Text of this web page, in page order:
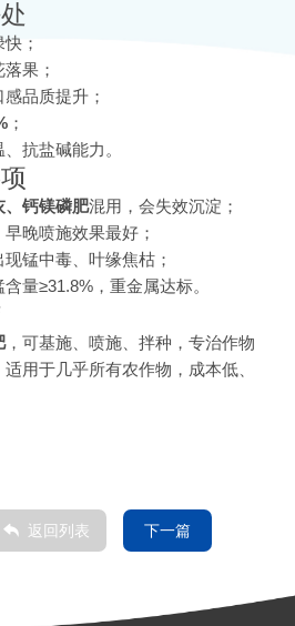
；
果；
品质提升；
；
抗盐碱能力。
、钙镁磷肥混用，会失效沉淀；
晚喷施效果最好；
锰中毒、叶缘焦枯；
量≥31.8%，重金属达标。
，可基施、喷施、拌种，专治作物
用于几乎所有农作物，成本低、
返回列表 下一篇